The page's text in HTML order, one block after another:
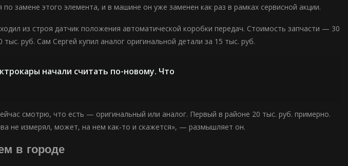
замене этого элемента, и в машине он уже заменен как раз в рамках сервисной акции.
из строя датчик положения автоматической коробки передач. Стоимость запчасти — 30
руб. Сам Сергей купил аналог оригинальной детали за 15 тыс. руб.
начали считать по-новому. Что
смотрю, что есть — оригинальный или аналог. Первый в районе 20 тыс. руб. примерно.
не измерял, может, на нем как-то и скажется», — размышляет он.
в городе